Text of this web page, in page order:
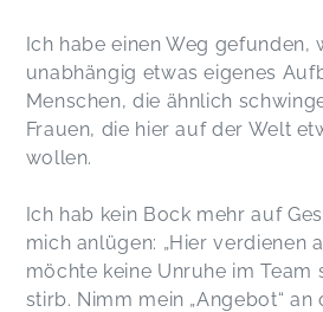
Ich habe einen Weg gefunden,
unabhängig etwas eigenes
Menschen, die ähnlich
Frauen, die hier auf der Welt
wollen.
Ich hab kein Bock mehr auf
mich anlügen: „Hier verdienen
möchte keine Unruhe im Team
stirb. Nimm mein „Angebot“ an